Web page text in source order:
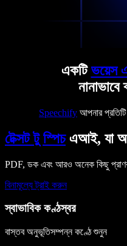
একটিভয়েস
Speechify আপনার
টেক্সট টু স্পিচএআই, যা
PDF, ডক এবং আরও অনেক কিছু
বিনামূল্যে ট্রাই করুন
স্বাভাবিক কণ্ঠস্বর
বাস্তব অনুভূতিসম্পন্ন কণ্ঠে শুনুন